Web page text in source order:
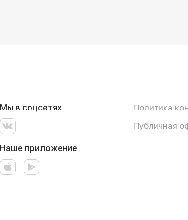
Мы в соцсетях
Наше приложение
Политика
Публичная